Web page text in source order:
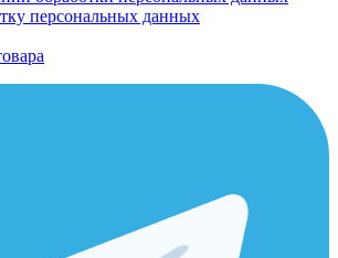
персональных данных